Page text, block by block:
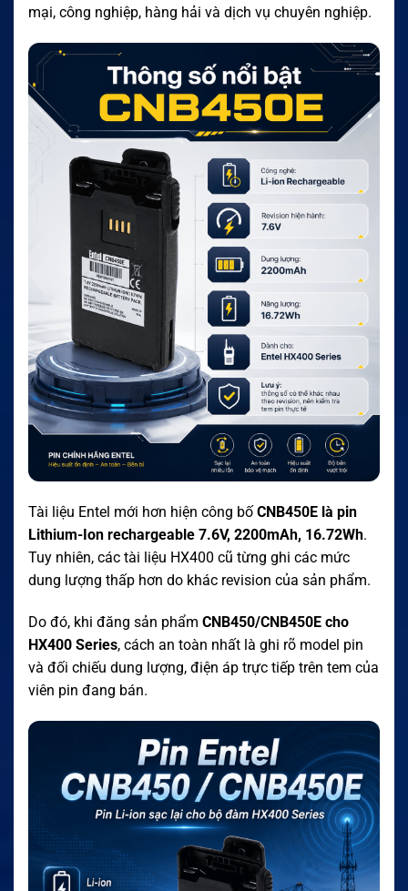
mại, công nghiệp, hàng hải và dịch vụ chuyên nghiệp.
Tài liệu Entel mới hơn hiện công bốCNB450E là pin
Lithium-Ion rechargeable 7.6V, 2200mAh, 16.72Wh.
Tuy nhiên, các tài liệu HX400 cũ từng ghi các mức
dung lượng thấp hơn do khác revision của sản phẩm.
Do đó, khi đăng sản phẩm CNB450/CNB450E cho
HX400 Series, cách an toàn nhất là ghi rõ model pin
và đối chiếu dung lượng, điện áp trực tiếp trên tem của
viên pin đang bán.